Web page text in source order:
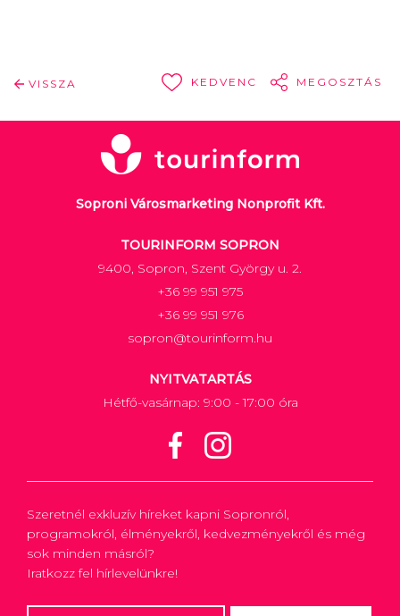
VISSZA KEDVENC MEGOSZTÁS
Soproni Városmarketing Nonprofit Kft.
TOURINFORM SOPRON
9400, Sopron, Szent György u. 2.
+36 99 951 975
+36 99 951 976
sopron@tourinform.hu
NYITVATARTÁS
Hétfő-vasárnap: 9:00 - 17:00 óra
Szeretnél exkluzív híreket kapni Sopronról,
programokról, élményekről, kedvezményekről és még
sok minden másról?
Iratkozz fel hírlevelünkre!